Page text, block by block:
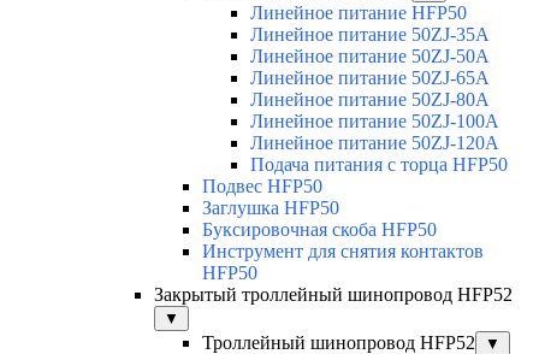
Линейное питание HFP50
Линейное питание 50ZJ-35A
Линейное питание 50ZJ-50A
Линейное питание 50ZJ-65A
Линейное питание 50ZJ-80A
Линейное питание 50ZJ-100A
Линейное питание 50ZJ-120A
Подача питания с торца HFP50
Подвес HFP50
Заглушка HFP50
Буксировочная скоба HFP50
Инструмент для снятия контактов
HFP50
Закрытый троллейный шинопровод HFP52
▼
Троллейный шинопровод HFP52 ▼